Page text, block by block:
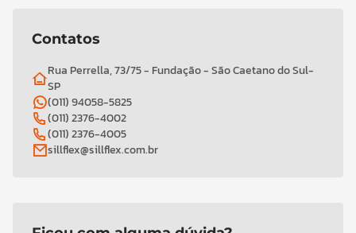
Contatos
Rua Perrella, 73/75 - Fundação - São Caetano do Sul-
SP
(011) 94058-5825
(011) 2376-4002
(011) 2376-4005
sillflex@sillflex.com.br